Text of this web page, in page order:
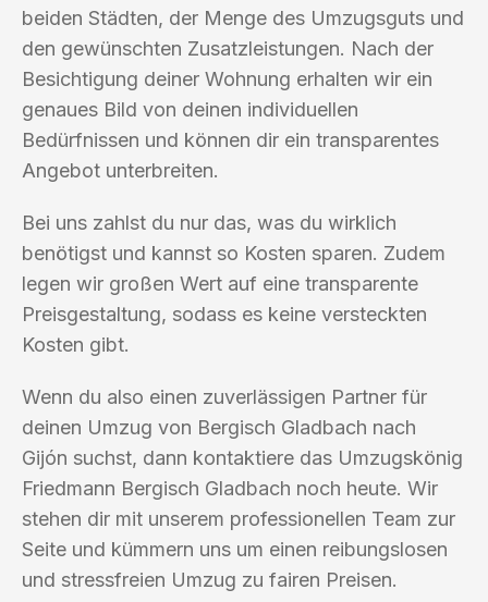
beiden Städten, der Menge des Umzugsguts und
den gewünschten Zusatzleistungen. Nach der
Besichtigung deiner Wohnung erhalten wir ein
genaues Bild von deinen individuellen
Bedürfnissen und können dir ein transparentes
Angebot unterbreiten.
Bei uns zahlst du nur das, was du wirklich
benötigst und kannst so Kosten sparen. Zudem
legen wir großen Wert auf eine transparente
Preisgestaltung, sodass es keine versteckten
Kosten gibt.
Wenn du also einen zuverlässigen Partner für
deinen Umzug von Bergisch Gladbach nach
Gijón suchst, dann kontaktiere das Umzugskönig
Friedmann Bergisch Gladbach noch heute. Wir
stehen dir mit unserem professionellen Team zur
Seite und kümmern uns um einen reibungslosen
und stressfreien Umzug zu fairen Preisen.